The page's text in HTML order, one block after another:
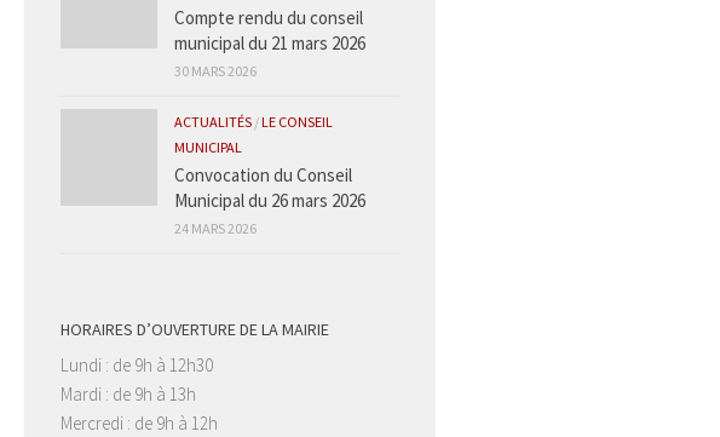
Compte rendu du conseil
municipal du 21 mars 2026
30 MARS 2026
ACTUALITÉS /LE CONSEIL
MUNICIPAL
Convocation du Conseil
Municipal du 26 mars 2026
24 MARS 2026
HORAIRES D’OUVERTURE DE LA MAIRIE
Lundi : de 9h à 12h30
Mardi : de 9h à 13h
Mercredi : de 9h à 12h